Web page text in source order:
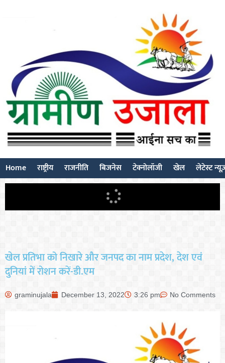
Home राष्ट्रीय राजनीति बिजनेस टेक्नोलॉजी खेल लेटेस्ट
खेल प्रतिभा को निखारे और जनपद का नाम प्रदेश, देश एवं
दुनियां में रोशन करें-डी.एम
graminujala December 13, 2022 3:26 pm No Comments